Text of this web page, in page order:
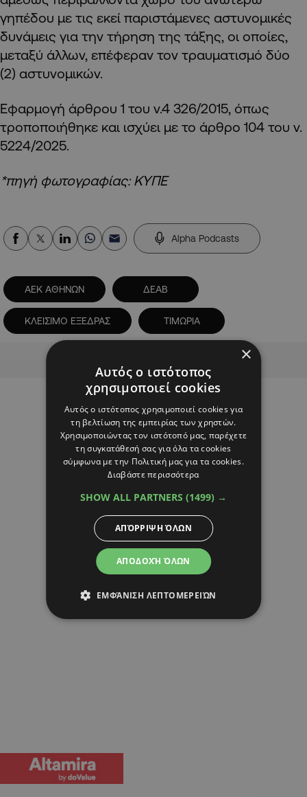
γηπέδου με τις εκεί παριστάμενες αστυνομικές
δυνάμεις για την τήρηση της τάξης, οι οποίες,
μεταξύ άλλων, επέφεραν τον τραυματισμό δύο
(2) αστυνομικών.
Εφαρμογή άρθρου 1 του ν.4 326/2015, όπως
τροποποιήθηκε και ισχύει με το άρθρο 104 του ν.
5224/2025.
*πηγή φωτογραφίας: ΚΥΠΕ
Alpha Podcasts
ΑΕΚ ΑΘΗΝΩΝ ΔΕΑΒ
ΚΛΕΙΣΙΜΟ ΕΞΕΔΡΑΣ ΤΙΜΩΡΙΑ
×
Αυτός ο ιστότοπος
χρησιμοποιεί cookies
Αυτός ο ιστότοπος χρησιμοποιεί cookies για
τη βελτίωση της εμπειρίας των χρηστών.
Χρησιμοποιώντας τον ιστότοπό μας, παρέχετε
τη συγκατάθεσή σας για όλα τα cookies
σύμφωνα με την Πολιτική μας για τα cookies.
Διαβάστε περισσότερα
SHOW ALL PARTNERS (1499) →
ΑΠΟΔΟΧΉ ΌΛΩΝ
ΑΠΌΡΡΙΨΗ ΌΛΩΝ
ΕΜΦΆΝΙΣΗ ΛΕΠΤΟΜΕΡΕΙΏΝ